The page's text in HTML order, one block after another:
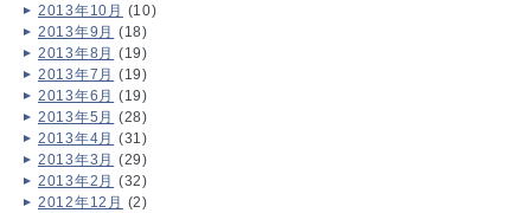
2013年10月 (10)
2013年9月 (18)
2013年8月 (19)
2013年7月 (19)
2013年6月 (19)
2013年5月 (28)
2013年4月 (31)
2013年3月 (29)
2013年2月 (32)
2012年12月 (2)